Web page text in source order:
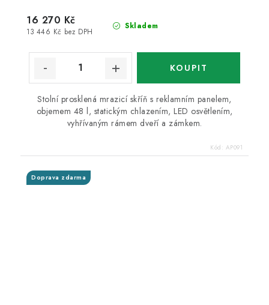
Skladem
13 446 Kč bez DPH
16 270 Kč
Stolní prosklená mrazicí skříň s reklamním panelem,
objemem 48 l, statickým chlazením, LED osvětlením,
vyhřívaným rámem dveří a zámkem.
Kód: AP091
Doprava zdarma